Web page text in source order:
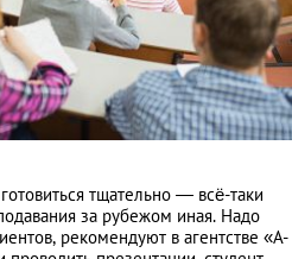
тщательно — всё-таки
за рубежом иная. Надо
рекомендуют в агентстве «А-